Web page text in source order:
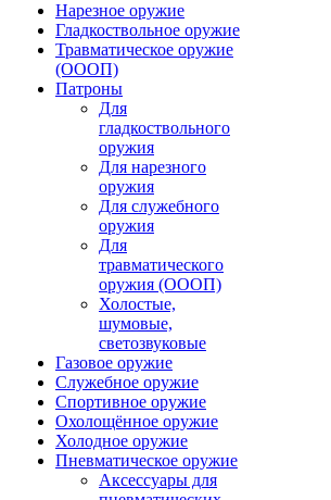
Нарезное оружие
Гладкоствольное оружие
Травматическое оружие
(ОООП)
Патроны
Для
гладкоствольного
оружия
Для нарезного
оружия
Для служебного
оружия
Для
травматического
оружия (ОООП)
Холостые,
шумовые,
светозвуковые
Газовое оружие
Служебное оружие
Спортивное оружие
Охолощённое оружие
Холодное оружие
Пневматическое оружие
Аксессуары для